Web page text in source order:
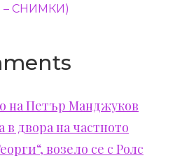
– СНИМКИ)
на Петър Манджуков
в двора на частното
возело се с Ролс